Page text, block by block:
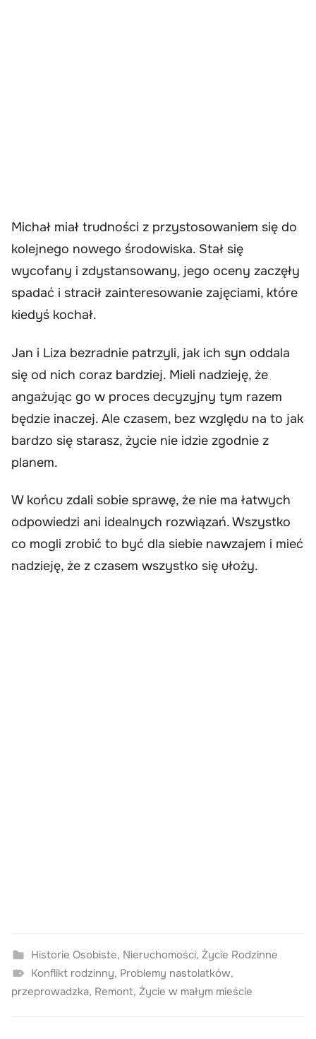
Michał miał trudności z przystosowaniem się do
kolejnego nowego środowiska. Stał się
wycofany i zdystansowany, jego oceny zaczęły
spadać i stracił zainteresowanie zajęciami, które
kiedyś kochał.
Jan i Liza bezradnie patrzyli, jak ich syn oddala
się od nich coraz bardziej. Mieli nadzieję, że
angażując go w proces decyzyjny tym razem
będzie inaczej. Ale czasem, bez względu na to jak
bardzo się starasz, życie nie idzie zgodnie z
planem.
W końcu zdali sobie sprawę, że nie ma łatwych
odpowiedzi ani idealnych rozwiązań. Wszystko
co mogli zrobić to być dla siebie nawzajem i mieć
nadzieję, że z czasem wszystko się ułoży.
Historie Osobiste, Nieruchomości, Życie Rodzinne
Konflikt rodzinny, Problemy nastolatków,
przeprowadzka, Remont, Życie w małym mieście